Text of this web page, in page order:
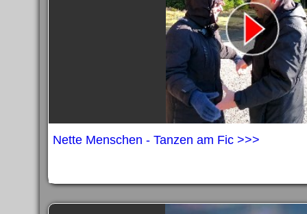
Nette Menschen - Tanzen am Fic >>>